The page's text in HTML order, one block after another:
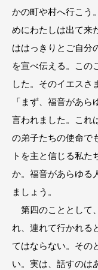
かの町や村へ行こう
めにわたしは出て来
ははっきりとご自分
を宣べ伝える。この
した。そのイエスさ
「まず、福音があ
言われました。これ
の弟子たちの使命で
トを主と信じる私た
か。福音があらゆる
ましょう。
第四のこととして
れ、連れて行かれる
てはならない。その
い。実は、話すのは